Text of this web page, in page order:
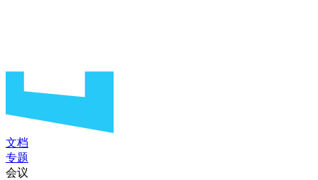
文档
专题
会议